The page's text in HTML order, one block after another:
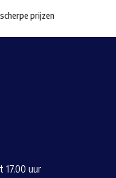
prijzen
17.00 uur